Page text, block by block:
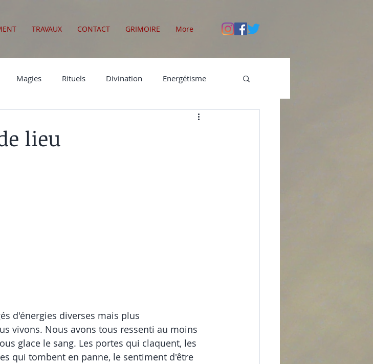
TRAVAUX CONTACT GRIMOIRE More
Magies Rituels Divination Energétisme
lieu
d'énergies diverses mais plus
vivons. Nous avons tous ressenti au moins
glace le sang. Les portes qui claquent, les
qui tombent en panne, le sentiment d'être